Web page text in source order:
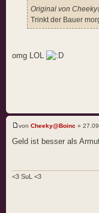
Original von
Trinkt der Bauer
omg LOL
von Cheeky@Boinc »
Geld ist besser als
<3 SuL <3